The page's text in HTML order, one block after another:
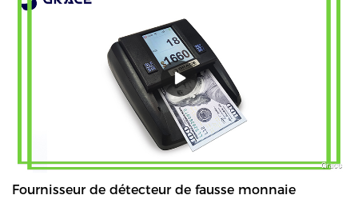
Fournisseur de détecteur de fausse monnaie